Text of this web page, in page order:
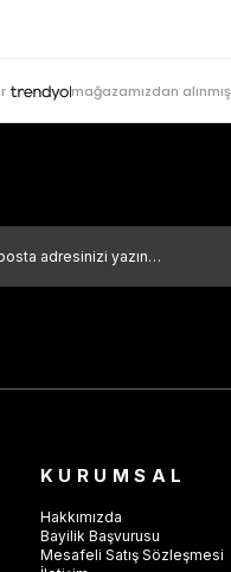
mağazamızdan
KURUMSAL
Hakkımızda
Bayilik Başvurusu
Mesafeli Satış Sözleşmesi